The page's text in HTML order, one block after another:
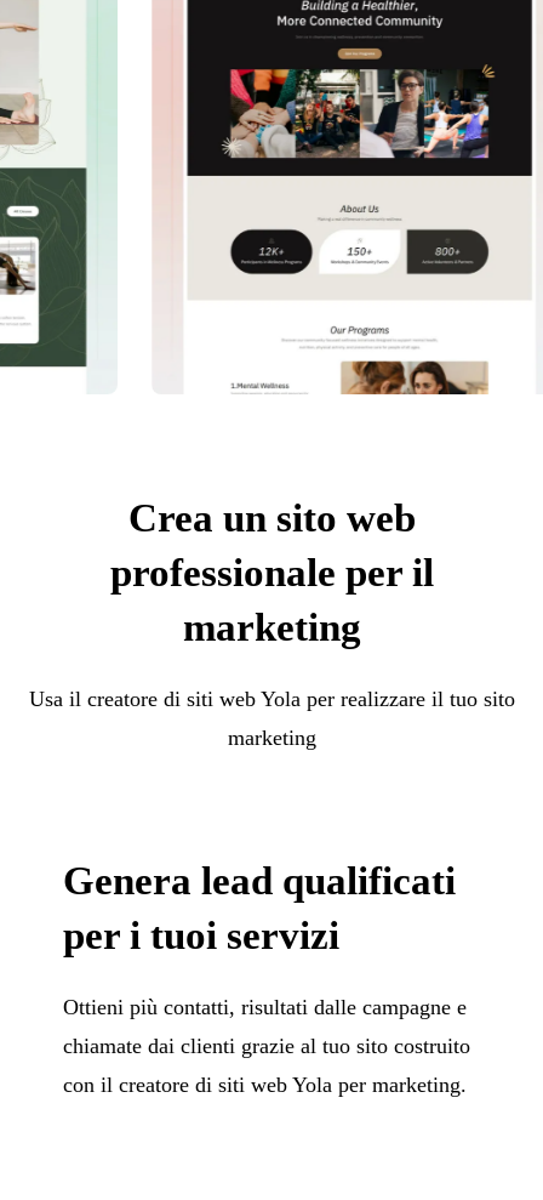
Crea un sito web
professionale per il
marketing
Usa il creatore di siti web Yola per realizzare il tuo sito
marketing
Genera lead qualificati
per i tuoi servizi
Ottieni più contatti, risultati dalle campagne e
chiamate dai clienti grazie al tuo sito costruito
con il creatore di siti web Yola per marketing.